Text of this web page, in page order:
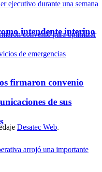
firmaron convenio
de sus
intendente interino
Desatec Web.